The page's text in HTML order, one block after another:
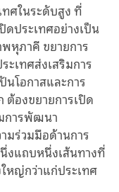
ทศในระดับสูง ที่
ดประเทศอย่างเป็น
หุภาคี ขยายการ
ะเทศส่งเสริมการ
นโอกาสและการ
องขยายการเปิด
การพัฒนา
มร่วมมือด้านการ
งแถบหนึ่งเส้นทางที่
หญ่กว่าแก่ประเทศ